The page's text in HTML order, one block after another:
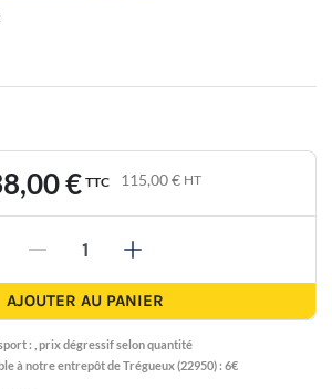
€ TTC 115,00 € HT
- +
AJOUTER AU PANIER
: prix dégressif selon quantité
à notre entrepôt de Trégueux (22950) : 6€